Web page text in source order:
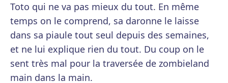
Toto qui ne va pas mieux du tout. En même
temps on le comprend, sa daronne le laisse
dans sa piaule tout seul depuis des semaines,
et ne lui explique rien du tout. Du coup on le
sent très mal pour la traversée de zombieland
main dans la main.